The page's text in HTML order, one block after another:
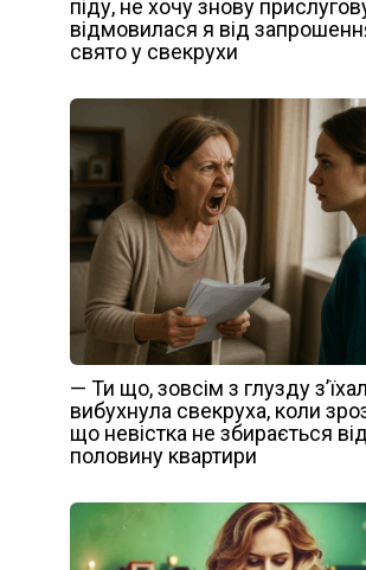
піду, не хочу знову
відмовилася я від
свято у свекрухи
— Ти що, зовсім з глузду
вибухнула свекруха, коли
що невістка не збирається
половину квартири